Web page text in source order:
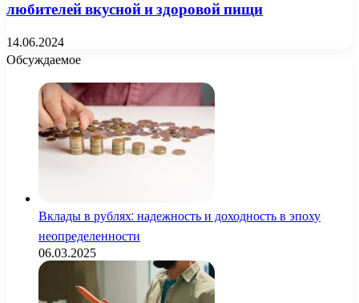
любителей вкусной и здоровой пищи
14.06.2024
Обсуждаемое
Вклады в рублях: надежность и доходность в эпоху
неопределенности
06.03.2025